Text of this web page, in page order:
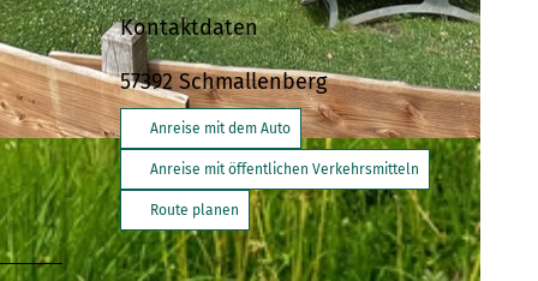
Kontaktdaten
57392 Schmallenberg
Anreise mit dem Auto
Anreise mit öffentlichen Verkehrsmitteln
Route planen